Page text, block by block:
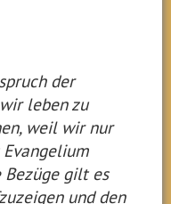
der
leben zu
weil wir nur
Bezüge gilt es
und den